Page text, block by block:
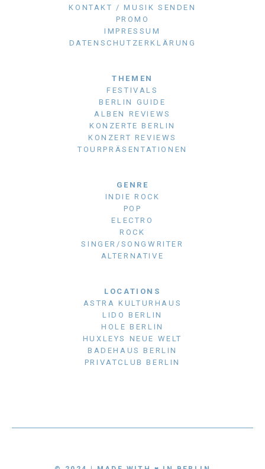
KONTAKT / MUSIK SENDEN
PROMO
IMPRESSUM
DATENSCHUTZERKLÄRUNG
THEMEN
FESTIVALS
BERLIN GUIDE
ALBEN REVIEWS
KONZERTE BERLIN
KONZERT REVIEWS
TOURPRÄSENTATIONEN
GENRE
INDIE ROCK
POP
ELECTRO
ROCK
SINGER/SONGWRITER
ALTERNATIVE
LOCATIONS
ASTRA KULTURHAUS
LIDO BERLIN
HOLE BERLIN
HUXLEYS NEUE WELT
BADEHAUS BERLIN
PRIVATCLUB BERLIN